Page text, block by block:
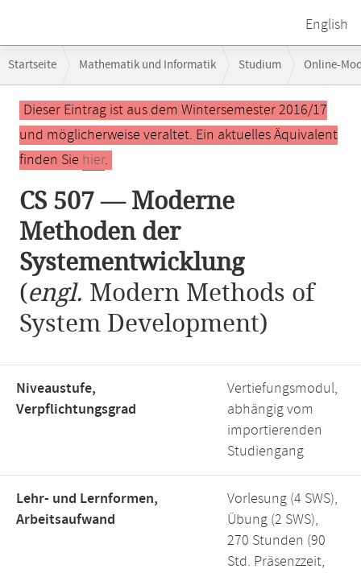
English
Navigation
Startseite Mathematik und Informatik Studium Online-
CS 507 — Moderne Methoden der Systementwicklung
Hauptinhalt
Dieser Eintrag ist aus dem Wintersemester 2016/17
und möglicherweise veraltet. Ein aktuelles Äquivalent
finden Sie hier.
CS 507 — Moderne
Methoden der
Systementwicklung
(engl. Modern Methods of
System Development)
Niveaustufe,
Verpflichtungsgrad
Vertiefungsmodul,
abhängig vom
importierenden
Studiengang
Lehr- und Lernformen,
Arbeitsaufwand
Vorlesung (4 SWS),
Übung (2 SWS),
270 Stunden (90
Std. Präsenzzeit,